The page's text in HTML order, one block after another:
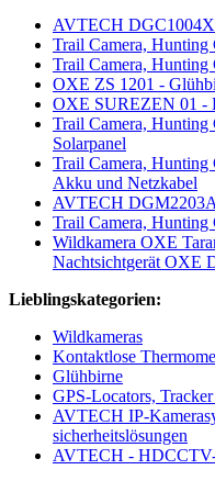
AVTECH
Trail Camera, Hunting
Trail Camera, Hunting
OXE ZS 1201 -
OXE SUREZEN 01 -
Trail Camera, Hunting
Solarpanel
Trail Camera, Hunting
Akku und Netzkabel
AVTECH
Trail Camera, Hunting
Wildkamera OXE
Nachtsichtgerät OXE
Lieblingskategorien:
Wildkameras
Kontaktlose
Glühbirne
GPS-Locators,
AVTECH IP-
sicherheitslösungen
AVTECH - HDCCTV-